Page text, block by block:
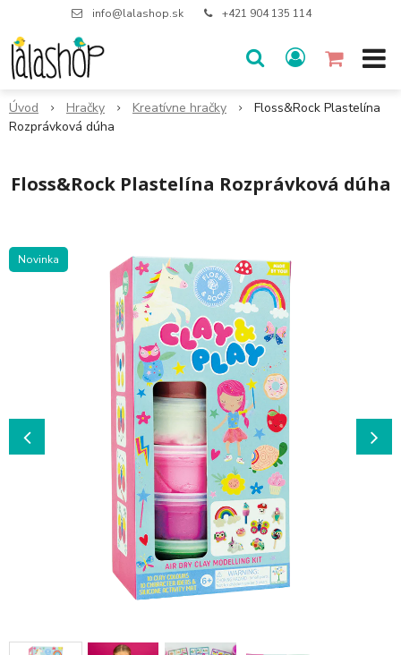
info@lalashop.sk +421 904 135 114
Úvod Hračky Kreatívne hračky
Floss&Rock Plastelína
Rozprávková dúha
Floss&Rock Plastelína Rozprávková dúha
Novinka